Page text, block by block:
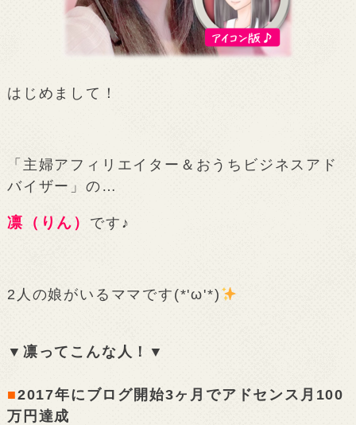
はじめまして！
「主婦アフィリエイター＆おうちビジネスアド
バイザー」の…
凛（りん） です♪
2人の娘がいるママです(*'ω'*)
▼凛ってこんな人！▼
■2017年にブログ開始3ヶ月でアドセンス月100
万円達成